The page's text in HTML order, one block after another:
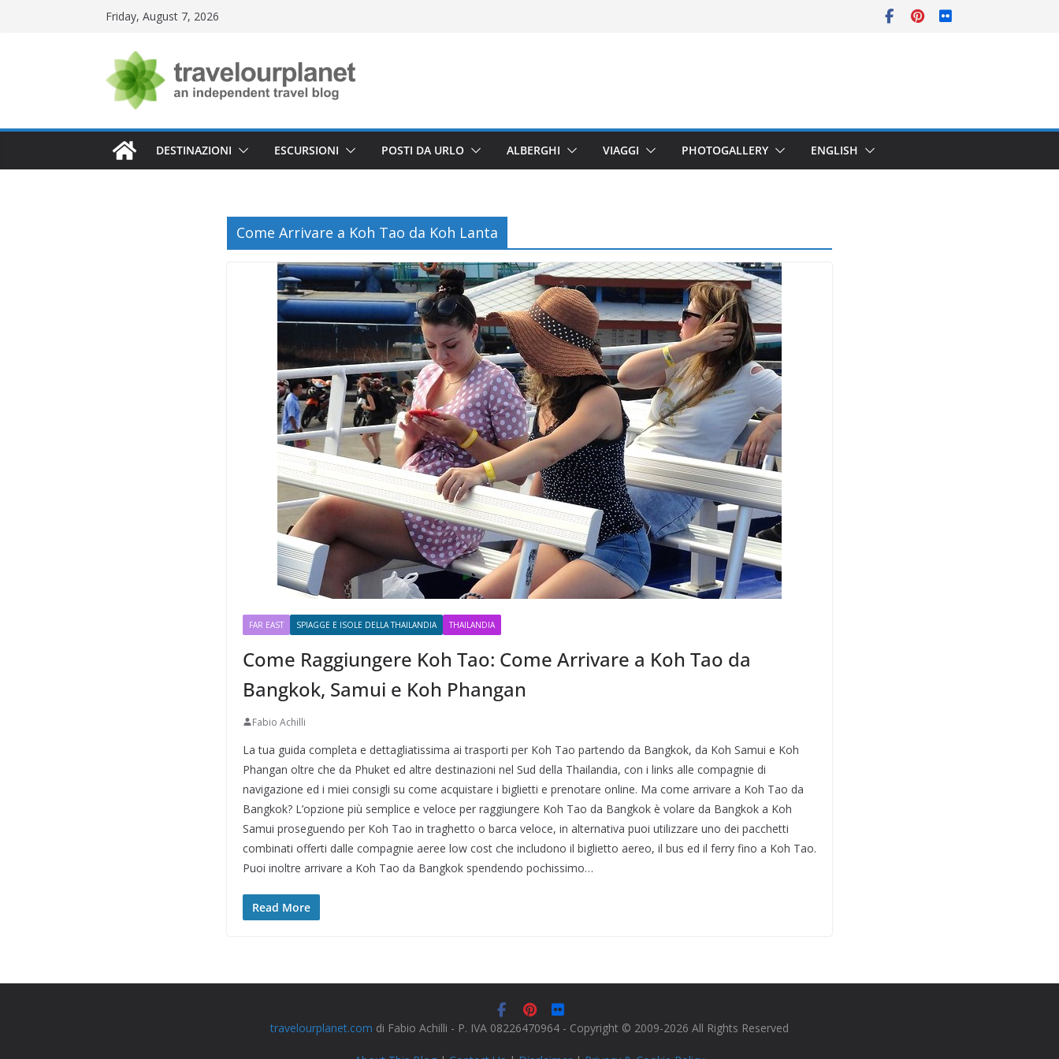
Friday, August 7, 2026
DESTINAZIONI ESCURSIONI POSTI DA URLO ALBERGHI VIAGGI PHOTOGALLERY ENGLISH
Come Arrivare a Koh Tao da Koh Lanta
FAR EAST SPIAGGE E ISOLE DELLA THAILANDIA THAILANDIA
Come Raggiungere Koh Tao: Come Arrivare a Koh Tao da
Bangkok, Samui e Koh Phangan
Fabio Achilli
La tua guida completa e dettagliatissima ai trasporti per Koh Tao partendo da Bangkok, da Koh Samui e Koh
Phangan oltre che da Phuket ed altre destinazioni nel Sud della Thailandia, con i links alle compagnie di
navigazione ed i miei consigli su come acquistare i biglietti e prenotare online. Ma come arrivare a Koh Tao da
Bangkok? L’opzione più semplice e veloce per raggiungere Koh Tao da Bangkok è volare da Bangkok a Koh
Samui proseguendo per Koh Tao in traghetto o barca veloce, in alternativa puoi utilizzare uno dei pacchetti
combinati offerti dalle compagnie aeree low cost che includono il biglietto aereo, il bus ed il ferry fino a Koh Tao.
Puoi inoltre arrivare a Koh Tao da Bangkok spendendo pochissimo…
Read More
travelourplanet.com di Fabio Achilli - P. IVA 08226470964 - Copyright © 2009-2026 All Rights Reserved